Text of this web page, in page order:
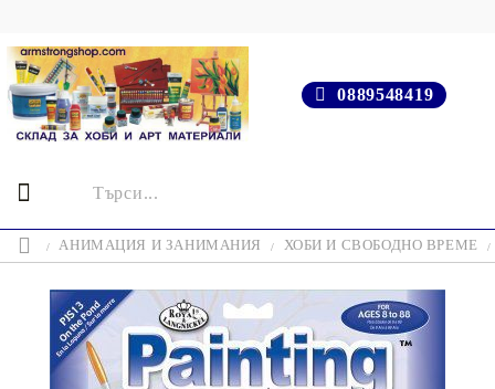
0889548419
АНИМАЦИЯ И ЗАНИМАНИЯ ХОБИ И СВОБОДНО ВРЕМЕ